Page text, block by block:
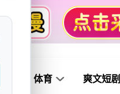
体育 爽文短剧